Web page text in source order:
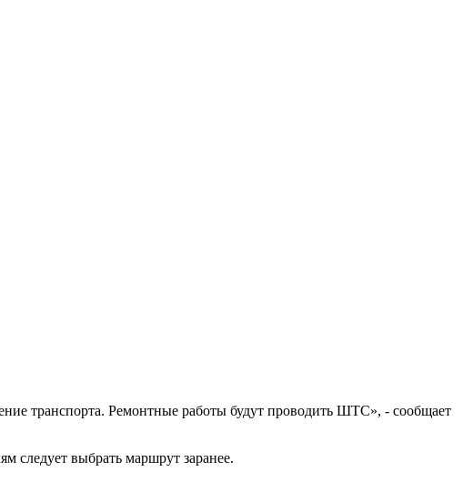
транспорта. Ремонтные работы будут проводить ШТС», - сообщает
следует выбрать маршрут заранее.